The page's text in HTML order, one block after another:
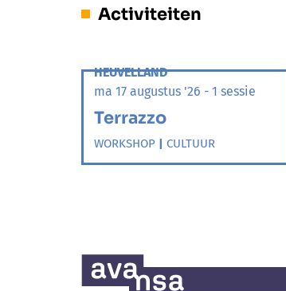
Activiteiten
HEUVELLAND
ma 17 augustus '26 - 1 sessie
Terrazzo
WORKSHOP | CULTUUR